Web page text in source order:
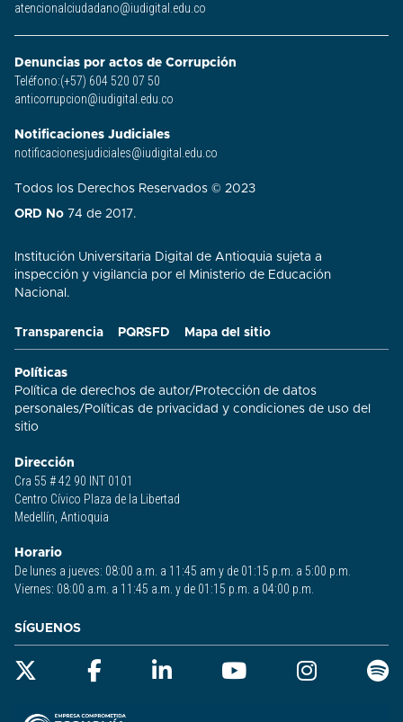
Transparencia PQRSFD Mapa del sitio
Políticas
Política de derechos de autor/ Protección de datos
personales/ Políticas de privacidad y condiciones de uso del
sitio​
Dirección
Cra 55 # 42 90 INT 0101
Centro Cívico Plaza de la Libertad
Medellín, Antioquia
Horario
De lunes a jueves: 08:00 a.m. a 11:45 am y de 01:15 p.m. a 5:00 p.m.
Viernes: 08:00 a.m. a 11:45 a.m. y de 01:15 p.m. a 04:00 p.m.
atencionalciudadano@iudigital.edu.co
Denuncias por actos de Corrupción
Teléfono:(+57) 604 520 07 50
anticorrupcion@iudigital.edu.co
Notificaciones Judiciales
notificacionesjudiciales@iudigital.edu.co
Todos los Derechos Reservados © 2023
ORD No 74 de 2017.
Institución Universitaria Digital de Antioquia sujeta a
inspección y vigilancia por el Ministerio de Educación
Nacional.
SÍGUENOS